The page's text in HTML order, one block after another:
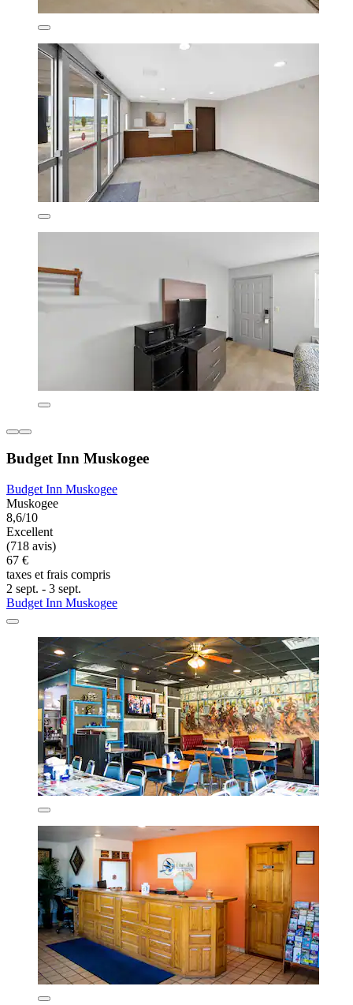
Budget Inn Muskogee
Budget Inn Muskogee
Muskogee
8,6/10
Excellent
(718 avis)
67 €
taxes et frais compris
2 sept. - 3 sept.
Budget Inn Muskogee